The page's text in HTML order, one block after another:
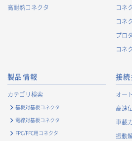
高耐熱コネクタ
コネ
コネ
プロ
コネ
製品情報
カテゴリ検索
基板対基板コネクタ
電線対基板コネクタ
FPC/FFC用コネクタ
接続
オー
高速
車載
振動